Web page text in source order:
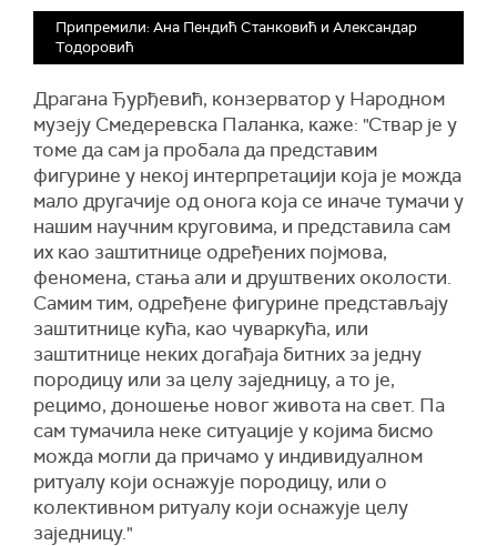
Припремили: Ана Пендић Станковић и Александар
Тодоровић
Драгана Ђурђевић, конзерватор у Народном
музеју Смедеревска Паланка, каже: "Ствар је у
томе да сам ја пробала да представим
фигурине у некој интерпретацији која је можда
мало другачије од онога која се иначе тумачи у
нашим научним круговима, и представила сам
их као заштитнице одређених појмова,
феномена, стања али и друштвених околости.
Самим тим, одређене фигурине представљају
заштитнице кућа, као чуваркућа, или
заштитнице неких догађаја битних за једну
породицу или за целу заједницу, а то је,
рецимо, доношење новог живота на свет. Па
сам тумачила неке ситуације у којима бисмо
можда могли да причамо у индивидуалном
ритуалу који оснажује породицу, или о
колективном ритуалу који оснажује целу
заједницу."